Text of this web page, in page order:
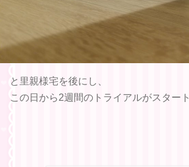
と里親様宅を後にし、
この日から2週間のトライアルがスタート